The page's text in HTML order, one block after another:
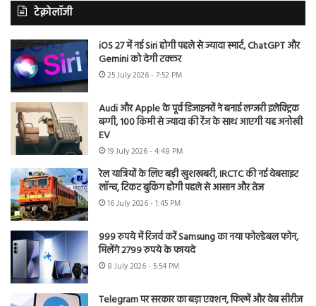
टेक्नोलॉजी
iOS 27 में नई Siri होगी पहले से ज्यादा स्मार्ट, ChatGPT और
Gemini को देगी टक्कर
25 July 2026 - 7:52 PM
Audi और Apple के पूर्व डिजाइनरों ने बनाई लग्जरी इलेक्ट्रिक
बग्गी, 100 किमी से ज्यादा की रेंज के साथ आएगी यह अनोखी
EV
19 July 2026 - 4:48 PM
रेल यात्रियों के लिए बड़ी खुशखबरी, IRCTC की नई वेबसाइट
लॉन्च, टिकट बुकिंग होगी पहले से आसान और तेज
16 July 2026 - 1:45 PM
999 रुपये में रिजर्व करें Samsung का नया फोल्डेबल फोन,
मिलेंगे 2799 रुपये के फायदे
8 July 2026 - 5:54 PM
Telegram पर सरकार का बड़ा एक्शन, फिल्में और वेब सीरीज